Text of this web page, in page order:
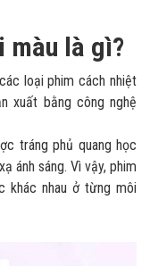
màu là gì?
loại phim cách nhiệt
xuất bằng công nghệ
tráng phủ quang học
ánh sáng. Vì vậy, phim
khác nhau ở từng môi